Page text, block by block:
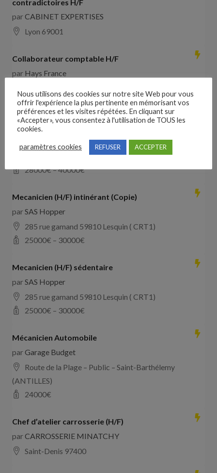
contradictoires H/F
parCABINET EXPERTISES
Lyon 69001
Collaborateur comptable H/F
par Hays France
Comducteur poids lourd avec expérience dans les
travaux publics
les landes de cassentin RD910
28000€ –40000€
Mecanicien (H/F) intinérant (Copie)
parSAS Hopper
285 rue gamand 59810 Lesquin ( CRT1)
25000€ – 30000€
Mecanicien (H/F) sédentaire
parSAS Hopper
285 rue gamand 59810 Lesquin ( CRT1)
25000€ – 30000€
Mécanicien Automobile
parGarage Budget
Route de la Plage – Public – Saint-Barthélemy
(ANTILLES)
24000€
Chef d’atelier carrosserie (H/F)
parCARROSSERIE MINATCHY
Saint-Denis 97400
Nous utilisons des cookies sur notre site Web pour vous
offrir l'expérience la plus pertinente en mémorisant vos
préférences et les visites répétées. En cliquant sur
«Accepter», vous consentez à l'utilisation de TOUS les
cookies.
paramètres cookies REFUSER ACCEPTER